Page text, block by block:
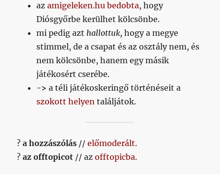
azamigeleken.hu bedobta, hogy
Diósgyőrbe kerülhet kölcsönbe.
mi pedig azthallottuk, hogy a megye
stimmel, de a csapat és az osztály nem, és
nem kölcsönbe, hanem egy másik
játékosért cserébe.
-> a téli játékoskeringő történéseit a
szokott helyen találjátok.
?a hozzászólás //előmoderált.
?az offtopicot // azofftopicba.